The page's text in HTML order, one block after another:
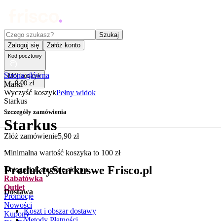
Czego szukasz?
Szukaj
Zaloguj się
Załóż konto
Kod pocztowy
Mój koszyk
0,00 zł
Wyczyść koszykPełny widok
Szczegóły zamówienia
Złóż zamówienie5,90 zł
Minimalna wartość koszyka to 100 zł
KategorieKategorie sklepu
Rabatówka
Outlet
Promocje
Nowości
Kupony
Strona główna
Marki
Starkus
Starkus
.
ProduktyStarkuswe Frisco.pl
Dostawa
Koszt i obszar dostawy